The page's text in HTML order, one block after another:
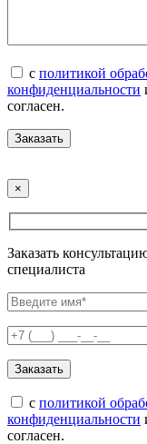
с политикой
конфиденциальности
согласен.
×
Заказать
специалиста
с политикой
конфиденциальности
согласен.